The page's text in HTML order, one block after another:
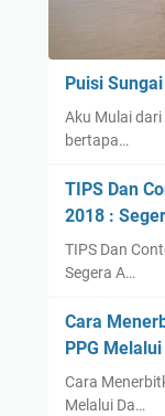
Puisi
Aku Mulai
bertapa…
TIPS Dan
2018 :
TIPS Dan
Segera A…
Cara
PPG
Cara
Melalui Da…